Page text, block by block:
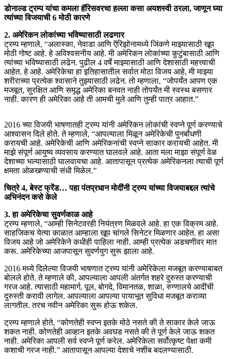
डोनाल्ड ट्रम्प यांचा कमला हॅरिसवरचा हल्ला कसा अयशस्वी ठरला, जाणून घ्या
त्यांच्या विजयाची 6 मोठी कारणे
2. अमेरिकन लोकांच्या भविष्यासाठी लढणार
ट्रम्प म्हणाले, “अलास्का, नेवाडा आणि ऍरिझोनामध्ये जिंकणे माझ्यासाठी खूप
मोठी गोष्ट आहे. हे अविश्वसनीय आहे. मी अमेरिकन लोकांच्या कुटुंबासाठी आणि
त्यांच्या भविष्यासाठी लढेन. पुढील 4 वर्षे माझ्यासाठी आणि देशासाठी महत्त्वाची
आहेत. हे आहे. अमेरिकेचा हा इतिहासातील सर्वात मोठा विजय आहे, मी माझ्या
शरीराच्या प्रत्येक श्वासाने तुझ्यासाठी लढेन. तो म्हणाला, “जोपर्यंत आपण एक
मजबूत, सुरक्षित आणि समृद्ध अमेरिका बनवत नाही तोपर्यंत मी स्वस्थ बसणार
नाही. कारण ही अमेरिका आहे ती आमची मुले आणि तुम्ही पात्र आहात.”
2016 च्या विजयी भाषणातही ट्रम्प यांनी अमेरिकन लोकांची स्वप्ने पूर्ण करण्याचे
आश्वासन दिले होते. ते म्हणाले, “आपल्याला मिळून अमेरिकेची पुनर्बांधणी
करायची आहे. अमेरिकेची आणि अमेरिकनांची स्वप्ने साकार करायची आहेत. मी
माझे संपूर्ण आयुष्य व्यवसाय करण्यात घालवले आहे. आता मला माझा संपूर्ण वेळ
देशाच्या भल्यासाठी घालवायचा आहे. आतापासून प्रत्येक अमेरिकनला त्याची पूर्ण
क्षमता ओळखण्याची संधी मिळेल.”
चित्रे 4, बेस्ट फ्रेंड… पहा पंतप्रधान मोदींनी ट्रम्प यांच्या विजयाबद्दल त्यांचे
अभिनंदन कसे केले
3. हा अमेरिकेचा सुवर्णकाळ आहे
ट्रम्प म्हणाले, “आम्ही सिनेटवरही नियंत्रण मिळवले आहे. हा एक विक्रम आहे.
साहजिकच येत्या काळात आम्हाला खूप चांगले सिनेटर मिळणार आहेत. हा असा
विजय आहे जो अमेरिकेने कधीही पाहिला नाही. आम्ही प्रत्येक अडचणीवर मात
करू. अमेरिकेच्या आजपासून सुवर्णयुग सुरू झाला आहे.
2016 मध्ये दिलेल्या विजयी भाषणात ट्रम्प यांनी अमेरिकेला मजबूत करण्याबाबत
बोलले होते. ते म्हणाले की, आपल्याला आपली अंतर्गत शहरे दुरुस्त करण्याची
गरज आहे. त्यासाठी महामार्ग, पूल, बोगदे, विमानतळ, शाळा, रुग्णालये आदींची
दुरुस्ती करावी लागेल. आपल्याला आपल्या पायाभूत सुविधा मजबूत कराव्या
लागतील. तरच नवीन अमेरिका सुरू होऊ शकेल.
ट्रम्प म्हणाले होते, “कोणतेही स्वप्न इतके मोठे नसते की ते साकार केले जाऊ
शकत नाही. कोणतेही आव्हान इतके अवघड नसते की ते पूर्ण केले जाऊ शकत
नाही. अमेरिका आपली सर्व स्वप्ने पूर्ण करेल. अमेरिकेला सर्वोत्कृष्ट पेक्षा कमी
कशाची गरज नाही.” आतापासून आपल्या देशाचे नशीब बदलण्यासाठी.